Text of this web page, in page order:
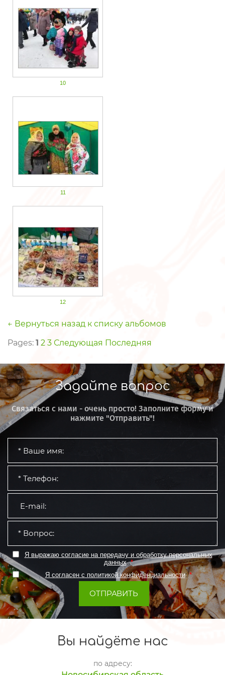
10
11
12
← Вернуться назад к списку альбомов
Pages: 1 2 3 Следующая Последняя
Задайте вопрос
Связаться с нами - очень просто! Заполните форму и
нажмите "Отправить"!
Я выражаю согласие на передачу и обработку персональных
данных:*
Я согласен с политикой конфиденциальности:*
ОТПРАВИТЬ
Вы найдёте нас
по адресу: